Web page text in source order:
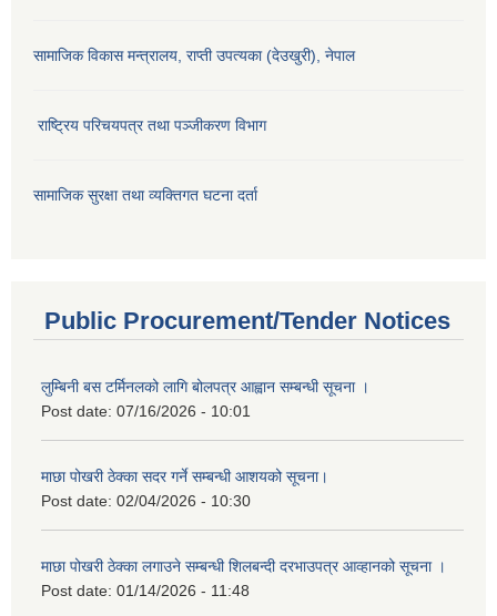
सामाजिक विकास मन्‍‍त्रालय, राप्ती उपत्यका (देउखुरी), नेपाल
राष्ट्रिय परिचयपत्र तथा पञ्जीकरण विभाग
सामाजिक सुरक्षा तथा व्यक्तिगत घटना दर्ता
Public Procurement/Tender Notices
लुम्बिनी बस टर्मिनलको लागि बोलपत्र आह्वान सम्बन्धी सूचना ।
Post date: 07/16/2026 - 10:01
माछा पोखरी ठेक्का सदर गर्ने सम्बन्धी आशयको सूचना।
Post date: 02/04/2026 - 10:30
माछा पोखरी ठेक्का लगाउने सम्बन्धी शिलबन्दी दरभाउपत्र आव्हानको सूचना ।
Post date: 01/14/2026 - 11:48